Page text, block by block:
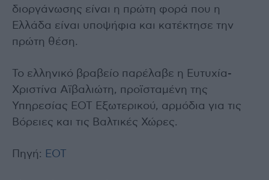
διοργάνωσης είναι η πρώτη φορά που η
Ελλάδα είναι υποψήφια και κατέκτησε την
πρώτη θέση.
Το ελληνικό βραβείο παρέλαβε η Ευτυχία-
Χριστίνα Αϊβαλιώτη, προϊσταμένη της
Υπηρεσίας ΕΟΤ Εξωτερικού, αρμόδια για τις
Βόρειες και τις Βαλτικές Χώρες.
Πηγή: ΕΟΤ